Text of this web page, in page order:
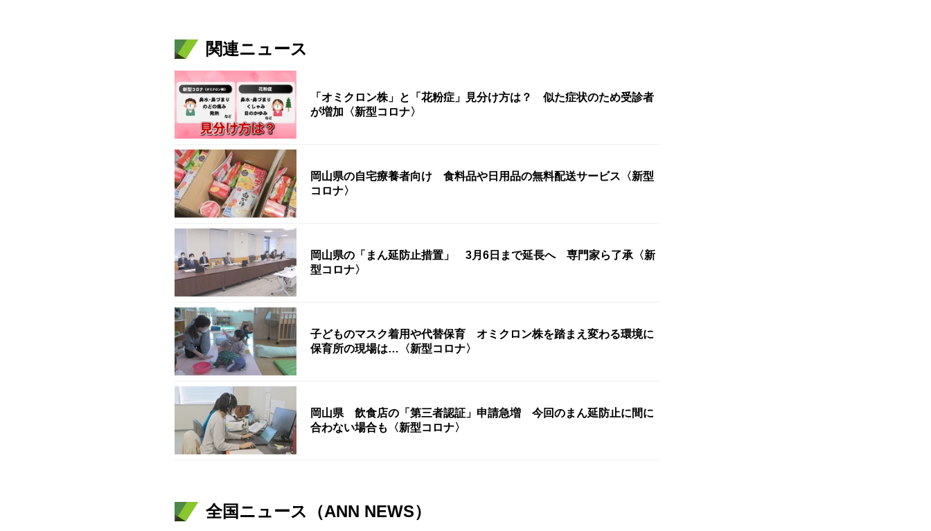
関連ニュース
「オミクロン株」と「花粉症」見分け方は？ 似た症状のため受診者
が増加〈新型コロナ〉
岡山県の自宅療養者向け 食料品や日用品の無料配送サービス〈新型
コロナ〉
岡山県の「まん延防止措置」 3月6日まで延長へ 専門家ら了承〈新
型コロナ〉
子どものマスク着用や代替保育 オミクロン株を踏まえ変わる環境に
保育所の現場は…〈新型コロナ〉
岡山県 飲食店の「第三者認証」申請急増 今回のまん延防止に間に
合わない場合も〈新型コロナ〉
全国ニュース（ANN NEWS）